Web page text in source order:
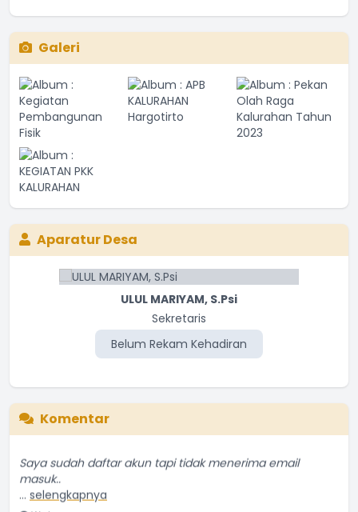
Galeri
Aparatur Desa
ULUL MARIYAM, S.Psi
Sekretaris
Belum Rekam Kehadiran
TUKIYO
Pj. Kepala Desa
Belum Rekam Kehadiran
Komentar
masuk..
...selengkapnya
Wahyuna